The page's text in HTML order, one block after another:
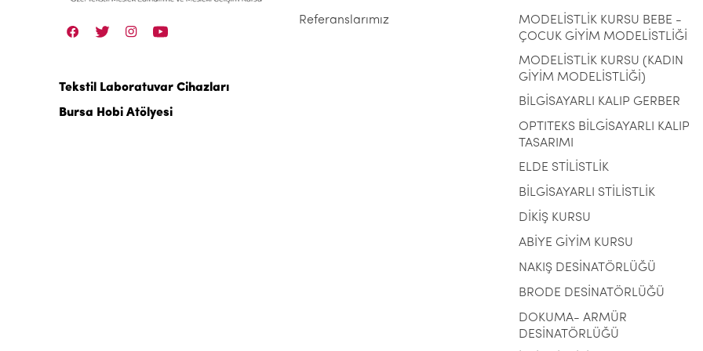
Tekstil Laboratuvar Cihazları
Bursa Hobi Atölyesi
Referanslarımız
MODELİSTLİK KURSU BEBE -
ÇOCUK GİYİM MODELİSTLİĞİ
MODELİSTLİK KURSU (KADIN
GİYİM MODELİSTLİĞİ)
BİLGİSAYARLI KALIP GERBER
OPTITEKS BİLGİSAYARLI KALIP
TASARIMI
ELDE STİLİSTLİK
BİLGİSAYARLI STİLİSTLİK
DİKİŞ KURSU
ABİYE GİYİM KURSU
NAKIŞ DESİNATÖRLÜĞÜ
BRODE DESİNATÖRLÜĞÜ
DOKUMA- ARMÜR
DESİNATÖRLÜĞÜ